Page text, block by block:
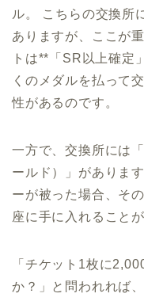
ル。 こちらの交換所
ありますが、ここが
トは**「SR以上確定
くのメダルを払って
性があるのです。
一方で、交換所には
ールド）」がありま
ーが被った場合、そ
座に手に入れること
「チケット1枚に
か？」と問われれば